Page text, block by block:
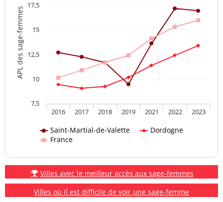
APL des sage-femmes
Saint-Martial-de-Valette
Dordogne
France
2016 2017 2018 2019 2021 2022 2023
7,5
10
12,5
15
17,5
Villes avec le meilleur accès aux sage-femmes
Villes où il est difficile de voir une sage-femme